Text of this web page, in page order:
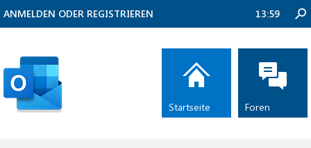
ANMELDEN ODER REGISTRIEREN 13:59
Startseite Foren